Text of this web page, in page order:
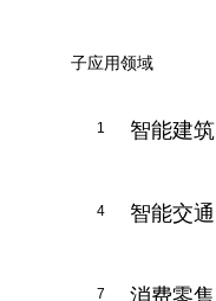
子应用领域
1 智能建筑
4 智能交通
7 消费零售